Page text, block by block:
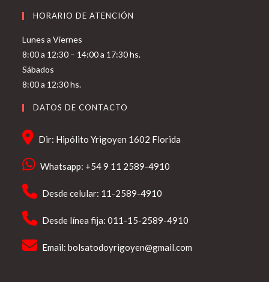
HORARIO DE ATENCIÓN
Lunes a Viernes
8:00 a 12:30 – 14:00 a 17:30 hs.
Sábados
8:00 a 12:30 hs.
DATOS DE CONTACTO
Dir: Hipólito Yrigoyen 1602 Florida
Whatsapp: +54 9 11 2589-4910
Desde celular: 11-2589-4910
Desde línea fija: 011-15-2589-4910
Email:bolsatodoyrigoyen@gmail.com